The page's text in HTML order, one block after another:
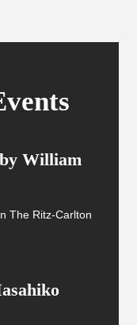
William
The Ritz-Carlton